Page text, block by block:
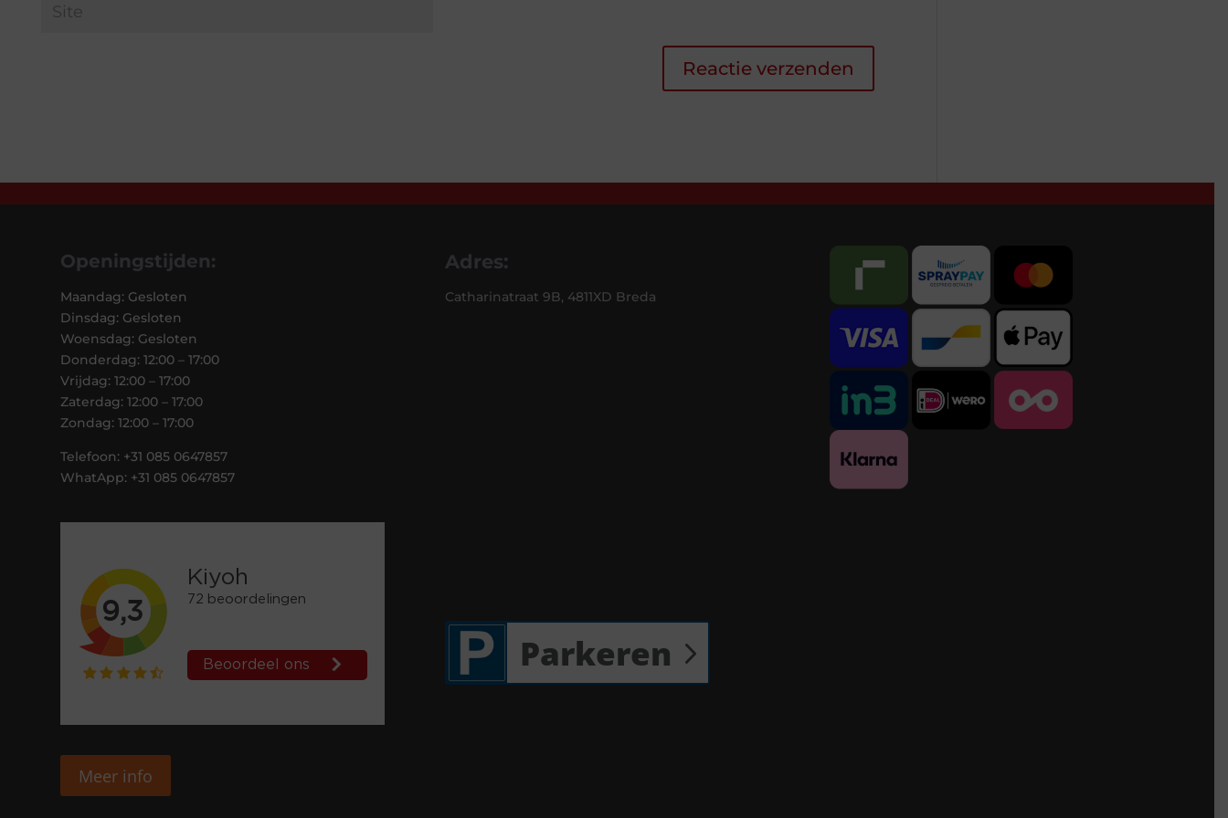
Openingstijden:
Maandag: Gesloten
Dinsdag: Gesloten
Woensdag: Gesloten
Donderdag: 12:00 – 17:00
Vrijdag: 12:00 – 17:00
Zaterdag: 12:00 – 17:00
Zondag: 12:00 – 17:00
Telefoon: +31 085 0647857
WhatApp: +31 085 0647857
Meer info
Adres:
Catharinatraat 9B, 4811XD Breda
Parkeren